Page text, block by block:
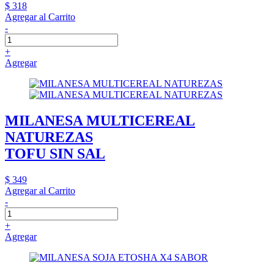
$ 318
Agregar al Carrito
-
+
Agregar
MILANESA MULTICEREAL
NATUREZAS
TOFU SIN SAL
$ 349
Agregar al Carrito
-
+
Agregar